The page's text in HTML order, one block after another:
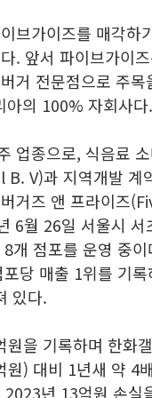
브가이즈를 매각하
. 앞서 파이브가이
거 전문점으로 주
아의 100% 자회사다.
업종으로, 식음료
V)과 지역개발 계
거즈 앤 프라이즈
6월 26일 서울시 서
개 점포를 운영 중
당 매출 1위를 기
있다.
을 기록하며 한화
) 대비 1년새 약 4
년 13억원 손실